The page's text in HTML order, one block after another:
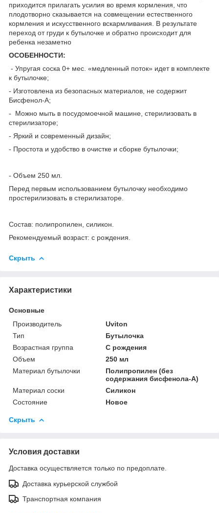
приходится прилагать усилия во время кормления, что
плодотворно сказывается на совмещении естественного
кормления и искусственного вскармливания. В результате
переход от груди к бутылочке и обратно происходит для
ребенка незаметно
ОСОБЕННОСТИ:
- Упругая соска 0+ мес. «медленный поток» идет в комплекте
к бутылочке;
- Изготовлена из безопасных материалов, не содержит
Бисфенол-A;
- Можно мыть в посудомоечной машине, стерилизовать в
стерилизаторе;
- Яркий и современный дизайн;
- Простота и удобство в очистке и сборке бутылочки;
- Объем 250 мл.
Перед первым использованием бутылочку необходимо
простерилизовать в стерилизаторе.
Состав: полипропилен, силикон.
Рекомендуемый возраст: с рождения.
Скрыть
Характеристики
Основные
Производитель
Uviton
Тип
Бутылочка
Возрастная группа
С рождения
Объем
250 мл
Материал бутылочки
Полипропилен (без
содержания бисфенола-А)
Материал соски
Силикон
Состояние
Новое
Скрыть
Условия доставки
Доставка осуществляется только по предоплате.
Доставка курьерской службой
Транспортная компания